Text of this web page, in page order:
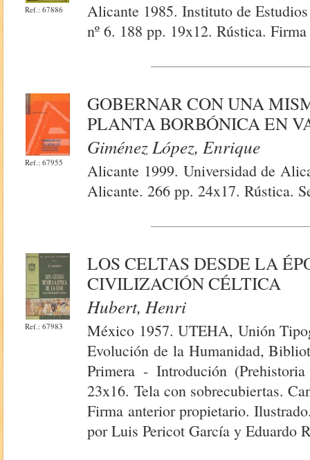
Ref.: 67886
Alicante 1985. Instituto de
nº 6. 188 pp. 19x12. Rústica.
Ref.: 67955
GOBERNAR CON UNA
PLANTA BORBÓNICA EN
Giménez López, Enrique
Alicante 1999. Universidad de
Alicante. 266 pp. 24x17. Rústica.
Ref.: 67983
LOS CELTAS DESDE LA
CIVILIZACIÓN CÉLTICA
Hubert, Henri
México 1957. UTEHA, Unión
Evolución de la Humanidad,
Primera - Introdución
23x16. Tela con sobrecubiertas.
Firma anterior propietario.
por Luis Pericot García y Eduardo